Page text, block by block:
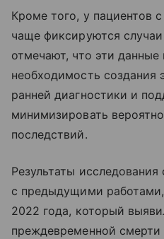
Кроме того, у пациентов
чаще фиксируются
отмечают, что эти
необходимость создания
ранней диагностики и
минимизировать
последствий.
Результаты исследования
с предыдущими
2022 года, который
преждевременной